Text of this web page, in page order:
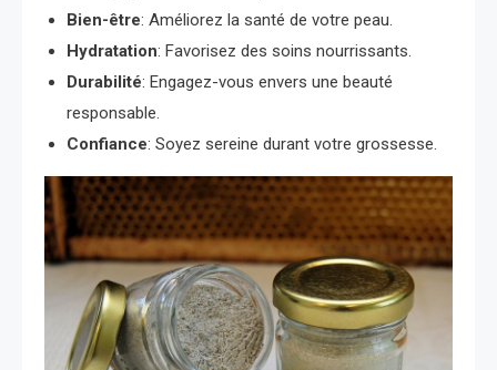
Bien-être: Améliorez la santé de votre peau.
Hydratation: Favorisez des soins nourrissants.
Durabilité: Engagez-vous envers une beauté
responsable.
Confiance: Soyez sereine durant votre grossesse.